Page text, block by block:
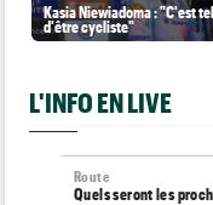
Kasia Niewiadoma : "C'est
d'être cycliste"
L'INFO EN LIVE
Route
Quels seront les